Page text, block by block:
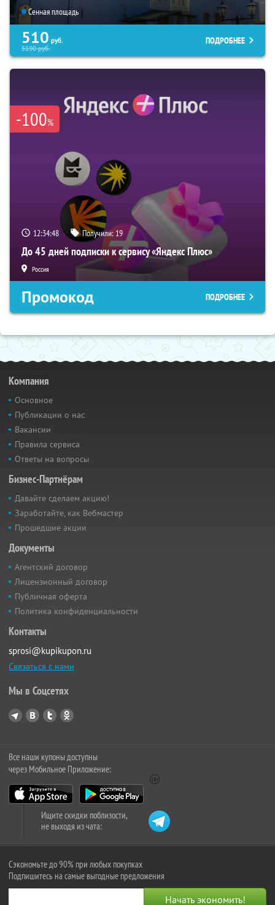
Сенная площадь
510 руб.
5190руб.
ПОДРОБНЕЕ
-100%
12:34:47 Получили: 19
До 45 дней подписки к сервису «Яндекс Плюс»
Россия
Промокод ПОДРОБНЕЕ
Компания
Основное
Публикации о нас
Вакансии
Правила сервиса
Ответы на вопросы
Бизнес-Партнёрам
Давайте сделаем акцию!
Заработайте, как Вебмастер
Прошедшие акции
Документы
Агентский договор
Лицензионный договор
Публичная оферта
Политика конфиденциальности
Контакты
sprosi@kupikupon.ru
Связаться с нами
Мы в Соцсетях
Все наши купоны доступны
через Мобильное Приложение:
Ищите скидки поблизости,
не выходя из чата:
Сэкономьте до 90% при любых покупках
Подпишитесь на самые выгодные предложения